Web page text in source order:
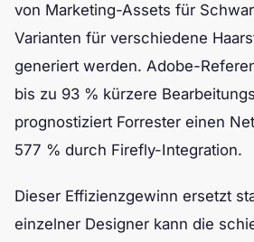
von Marketing-Assets für
Varianten für verschiedene
generiert werden. Adobe-
bis zu 93 % kürzere
prognostiziert Forrester einen
577 % durch Firefly-Integration.
Dieser Effizienzgewinn ersetzt
einzelner Designer kann die